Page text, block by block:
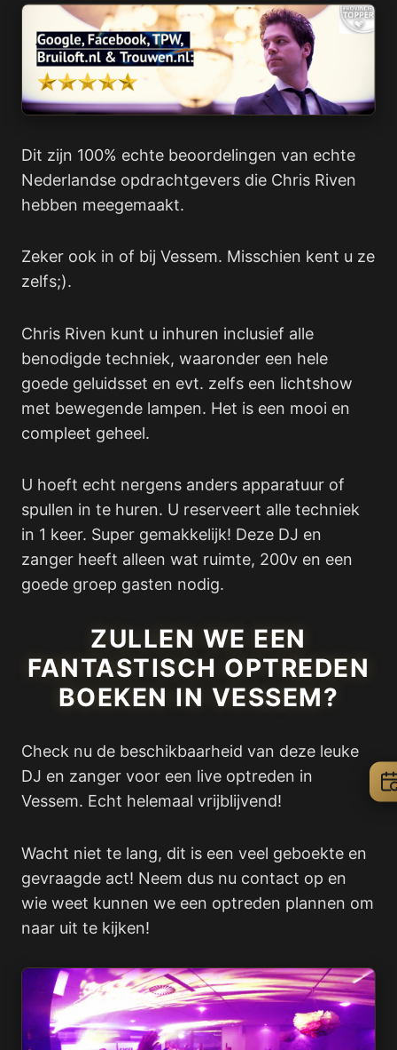
Dit zijn 100% echte beoordelingen van echte
Nederlandse opdrachtgevers die Chris Riven
hebben meegemaakt.
Zeker ook in of bij Vessem. Misschien kent u ze
zelfs;).
Chris Riven kunt u inhuren inclusief alle
benodigde techniek, waaronder een hele
goede geluidsset en evt. zelfs een lichtshow
met bewegende lampen. Het is een mooi en
compleet geheel.
U hoeft echt nergens anders apparatuur of
spullen in te huren. U reserveert alle techniek
in 1 keer. Super gemakkelijk! Deze DJ en
zanger heeft alleen wat ruimte, 200v en een
goede groep gasten nodig.
ZULLEN WE EEN
FANTASTISCH OPTREDEN
BOEKEN IN VESSEM?
Check nu de beschikbaarheid van deze leuke
DJ en zanger voor een live optreden in
Vessem. Echt helemaal vrijblijvend!
Wacht niet te lang, dit is een veel geboekte en
gevraagde act! Neem dus nu contact op en
wie weet kunnen we een optreden plannen om
naar uit te kijken!